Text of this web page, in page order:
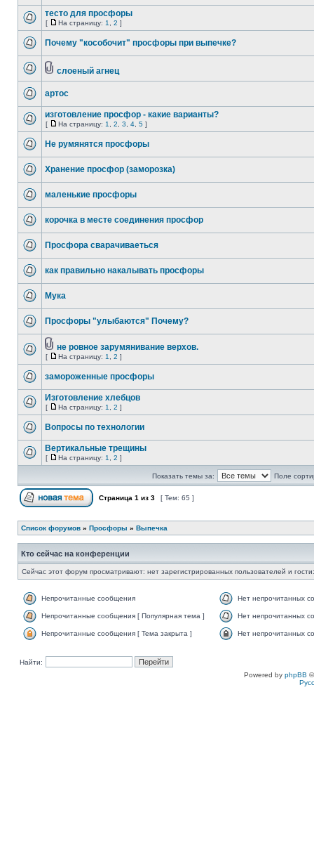
тесто для просфоры
[ На страницу: 1 2 ]
Почему "кособочит" просфоры при выпечке?
слоеный агнец
артос
изготовление просфор - какие варианты?
[ На страницу: 1 2 3 4 5 ]
Не румянятся просфоры
Хранение просфор (заморозка)
маленькие просфоры
корочка в месте соединения просфор
Просфора сварачиваеться
как правильно накалывать просфоры
Мука
Просфоры "улыбаются" Почему?
не ровное зарумянивание верхов.
[ На страницу: 1 2 ]
замороженные просфоры
Изготовление хлебцов
[ На страницу: 1 2 ]
Вопросы по технологии
Вертикальные трещины
[ На страницу: 1 2 ]
Показать темы за: Поле
Страница 1 из 3 [ Тем: 65 ]
Список форумов » Просфоры » Выпечка
Кто сейчас на конференции
Сейчас этот форум просматривают: нет зарегистрированных пользователей и
Непрочитанные сообщения Нет непрочитанных
Непрочитанные сообщения [ Популярная тема ] Нет непрочитанных
Непрочитанные сообщения [ Тема закрыта ] Нет непрочитанных
Найти:
Powered by phpBB